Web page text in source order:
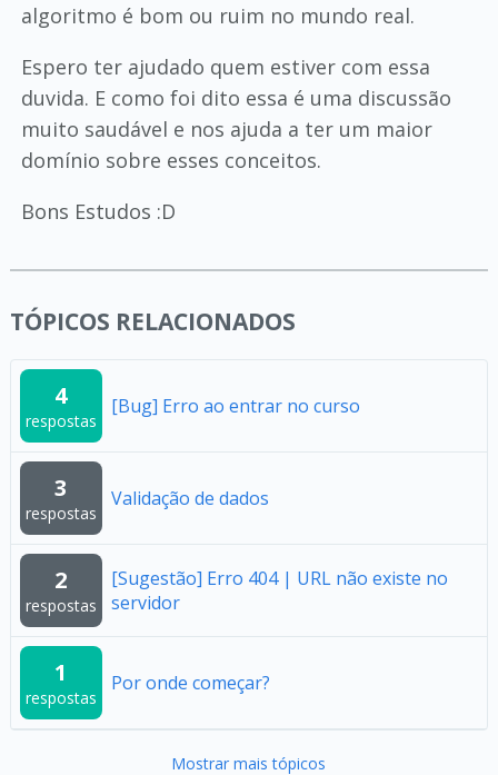
algoritmo é bom ou ruim no mundo real.
Espero ter ajudado quem estiver com essa
duvida. E como foi dito essa é uma discussão
muito saudável e nos ajuda a ter um maior
domínio sobre esses conceitos.
Bons Estudos :D
TÓPICOS RELACIONADOS
4
respostas
[Bug] Erro ao entrar no curso
3
respostas
Validação de dados
2
respostas
[Sugestão] Erro 404 | URL não existe no
servidor
1
respostas
Por onde começar?
Mostrar mais tópicos